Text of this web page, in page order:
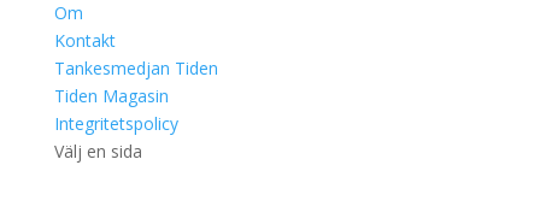
Om
Kontakt
Tankesmedjan Tiden
Tiden Magasin
Integritetspolicy
Välj en sida